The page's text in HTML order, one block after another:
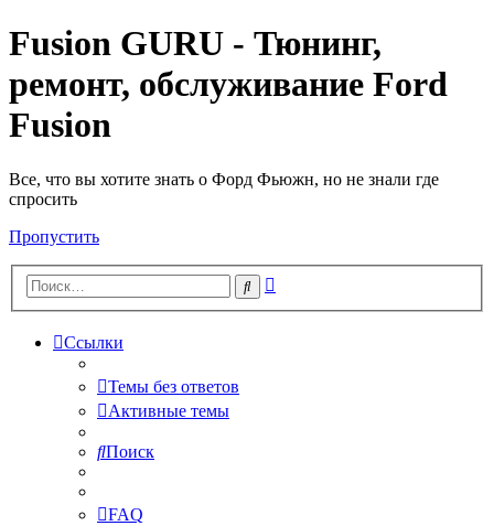
Fusion GURU - Тюнинг,
ремонт, обслуживание Ford
Fusion
Все, что вы хотите знать о Форд Фьюжн, но не знали где
спросить
Пропустить
Поиск
Ссылки
Темы без ответов
Активные темы
Поиск
FAQ